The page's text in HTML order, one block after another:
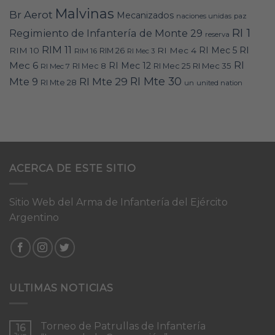
Br Aerot Malvinas Mecanizados naciones unidas paz
Regimiento de Infantería de Monte 29 reserva RI 1
RIM 10 RIM 11 RIM 16 RIM 26 RI Mec 3 RI Mec 4 RI Mec 5 RI
Mec 6 RI Mec 7 RI Mec 8 RI Mec 12 RI Mec 25 RI Mec 35 RI
Mte 9 RI Mte 28 RI Mte 29 RI Mte 30 un united nation
ACERCA DE ESTE SITIO
Sitio Web del Arma de Infantería del Ejército
Argentino
ULTIMAS NOTICIAS
16
Torneo de Patrullas de Infantería